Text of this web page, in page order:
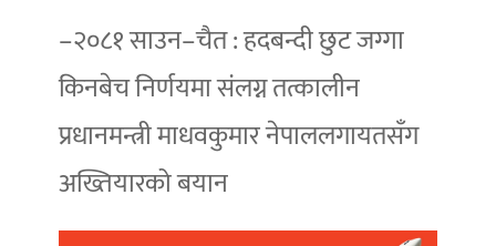
–२०८१ साउन–चैत : हदबन्दी छुट जग्गा
किनबेच निर्णयमा संलग्न तत्कालीन
प्रधानमन्त्री माधवकुमार नेपाललगायतसँग
अख्तियारको बयान